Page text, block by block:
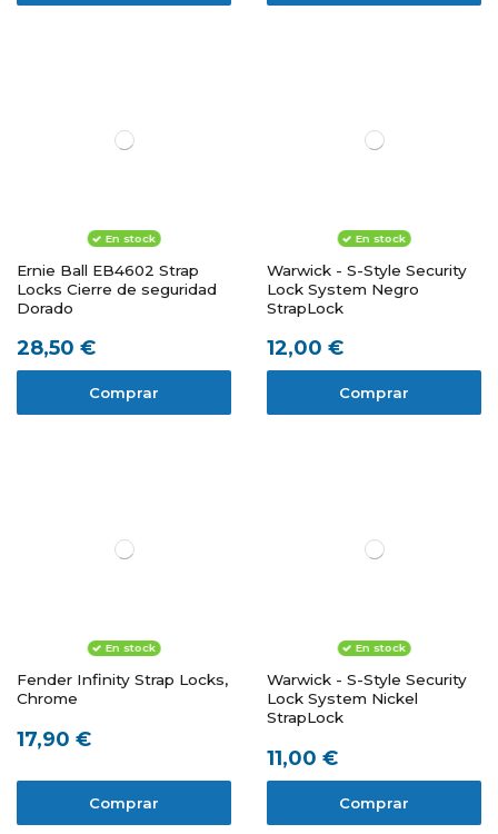
En stock
Ernie Ball EB4602 Strap
Locks Cierre de seguridad
Dorado
28,50 €
Comprar
En stock
Warwick - S-Style Security
Lock System Negro
StrapLock
12,00 €
Comprar
En stock
Fender Infinity Strap Locks,
Chrome
17,90 €
Comprar
En stock
Warwick - S-Style Security
Lock System Nickel
StrapLock
11,00 €
Comprar